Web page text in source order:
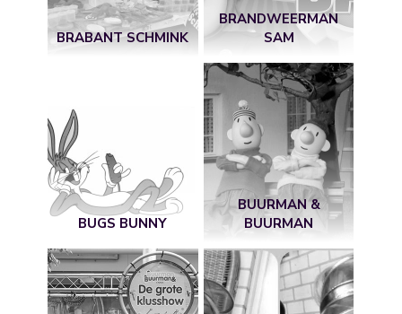
BRABANT SCHMINK
BRANDWEERMAN
SAM
BUGS BUNNY
BUURMAN &
BUURMAN